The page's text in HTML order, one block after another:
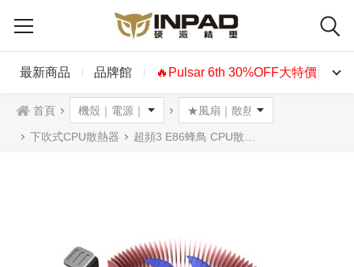
最新商品 品牌館 🔥Pulsar 6th 30%OFF大特價🔥
首頁
下吹式CPU散熱器 超頻3 E86蜂鳥 CPU散熱器